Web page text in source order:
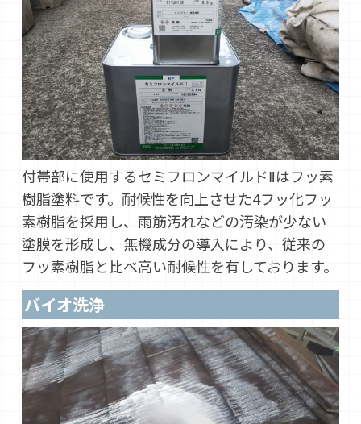
付帯部に使用するセミフロンマイルドⅡはフッ素
樹脂塗料です。耐候性を向上させた4フッ化フッ
素樹脂を採用し、雨筋汚れなどの汚染が少ない
塗膜を形成し、無機成分の導入により、従来の
フッ素樹脂と比べ高い耐候性を有しております。
バイオ洗浄